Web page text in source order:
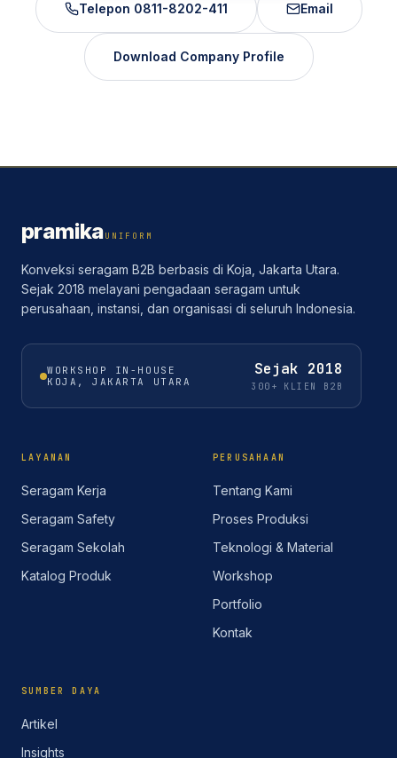
Telepon 0811-8202-411 Email
Download Company Profile
pramikaUNIFORM
Konveksi seragam B2B berbasis di Koja, Jakarta Utara.
Sejak 2018 melayani pengadaan seragam untuk
perusahaan, instansi, dan organisasi di seluruh Indonesia.
WORKSHOP IN-HOUSE
KOJA, JAKARTA UTARA
Sejak 2018
300+ KLIEN B2B
LAYANAN
Seragam Kerja
Seragam Safety
Seragam Sekolah
Katalog Produk
PERUSAHAAN
Tentang Kami
Proses Produksi
Teknologi & Material
Workshop
Portfolio
Kontak
SUMBER DAYA
Artikel
Insights